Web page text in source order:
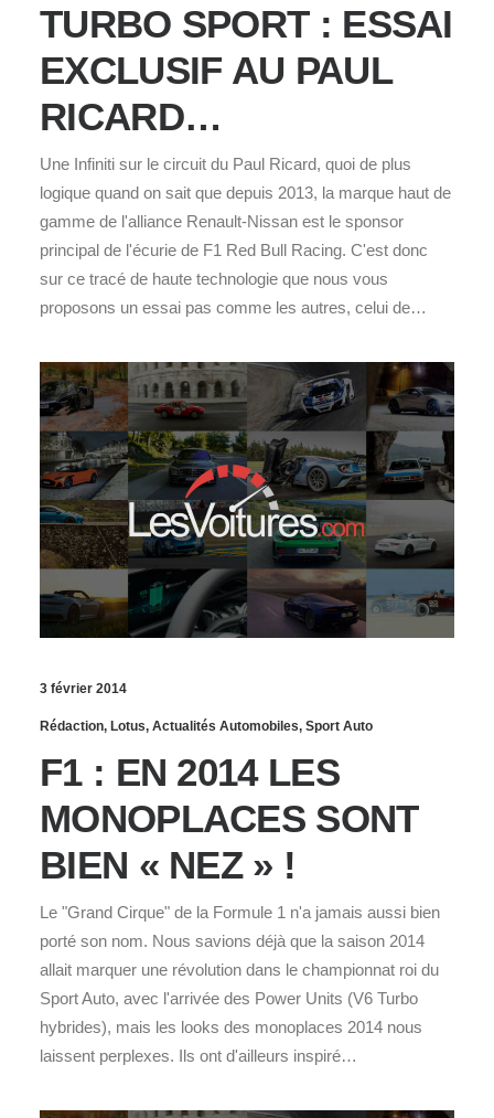
TURBO SPORT : ESSAI
EXCLUSIF AU PAUL
RICARD…
Une Infiniti sur le circuit du Paul Ricard, quoi de plus
logique quand on sait que depuis 2013, la marque haut de
gamme de l'alliance Renault-Nissan est le sponsor
principal de l'écurie de F1 Red Bull Racing. C'est donc
sur ce tracé de haute technologie que nous vous
proposons un essai pas comme les autres, celui de…
3 février 2014
Rédaction, Lotus, Actualités Automobiles, Sport Auto
F1 : EN 2014 LES
MONOPLACES SONT
BIEN « NEZ » !
Le "Grand Cirque" de la Formule 1 n'a jamais aussi bien
porté son nom. Nous savions déjà que la saison 2014
allait marquer une révolution dans le championnat roi du
Sport Auto, avec l'arrivée des Power Units (V6 Turbo
hybrides), mais les looks des monoplaces 2014 nous
laissent perplexes. Ils ont d'ailleurs inspiré…